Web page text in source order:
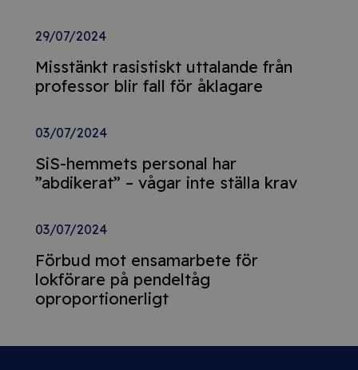
29/07/2024
Misstänkt rasistiskt uttalande från
professor blir fall för åklagare
03/07/2024
SiS-hemmets personal har
”abdikerat” – vågar inte ställa krav
03/07/2024
Förbud mot ensamarbete för
lokförare på pendeltåg
oproportionerligt